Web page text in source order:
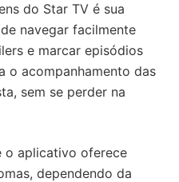
do Star TV é sua
navegar facilmente
e marcar episódios
o acompanhamento das
sem se perder na
o aplicativo oferece
dependendo da